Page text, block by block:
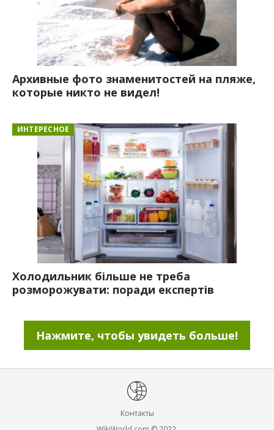
Архивные фото знаменитостей на пляже,
которые никто не видел!
ИНТЕРЕСНОЕ
Холодильник більше не треба
розморожувати: поради експертів
Нажмите, чтобы увидеть больше!
Контакты